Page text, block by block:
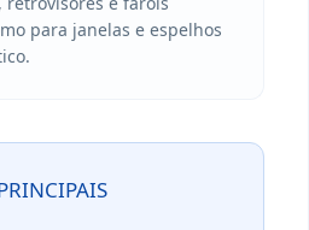
para janelas e espelhos